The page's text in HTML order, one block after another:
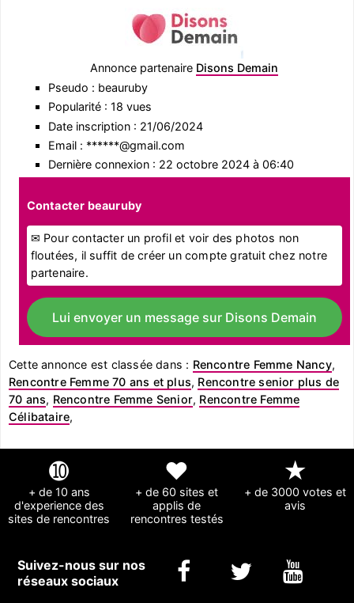
Annonce partenaire Disons Demain
Pseudo : beauruby
Popularité : 18 vues
Date inscription : 21/06/2024
Email : ******@gmail.com
Dernière connexion : 22 octobre 2024 à 06:40
Contacter beauruby
✉ Pour contacter un profil et voir des photos non
floutées, il suffit de créer un compte gratuit chez notre
partenaire.
Lui envoyer un message sur Disons Demain
Cette annonce est classée dans : Rencontre Femme Nancy,
Rencontre Femme 70 ans et plus, Rencontre senior plus de
70 ans, Rencontre Femme Senior, Rencontre Femme
Célibataire,
➓
+ de 10 ans
d'experience des
sites de rencontres
❤
+ de 60 sites et
applis de
rencontres testés
★
+ de 3000 votes et
avis
Suivez-nous sur nos
réseaux sociaux